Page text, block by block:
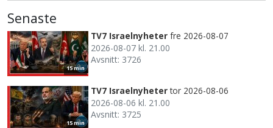
Senaste
15 min
TV7 Israelnyheter fre 2026-08-07
2026-08-07 kl. 21.00
Avsnitt: 3726
15 min
TV7 Israelnyheter tor 2026-08-06
2026-08-06 kl. 21.00
Avsnitt: 3725